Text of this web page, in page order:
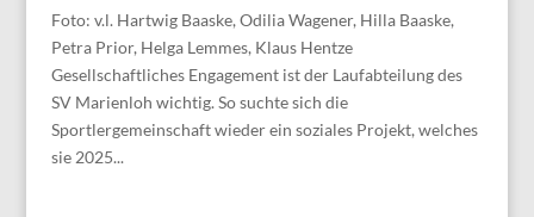
Foto: v.l. Hartwig Baaske, Odilia Wagener, Hilla Baaske,
Petra Prior, Helga Lemmes, Klaus Hentze
Gesellschaftliches Engagement ist der Laufabteilung des
SV Marienloh wichtig. So suchte sich die
Sportlergemeinschaft wieder ein soziales Projekt, welches
sie 2025...